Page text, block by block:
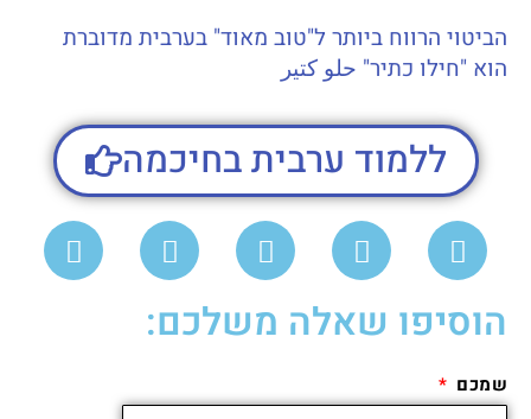
הביטוי הרווח ביותר ל"טוב מאוד" בערבית מדוברת
הוא "חילו כתיר" حلو كتير
ללמוד ערבית בחיכמה
הוסיפו שאלה משלכם:
שמכם